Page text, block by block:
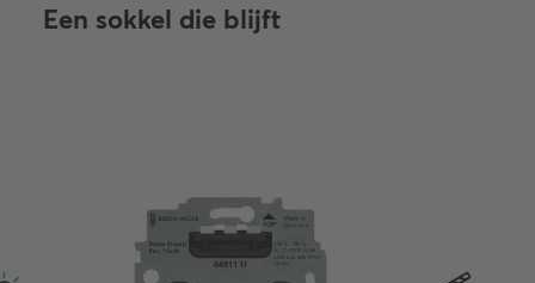
Een sokkel die blijft